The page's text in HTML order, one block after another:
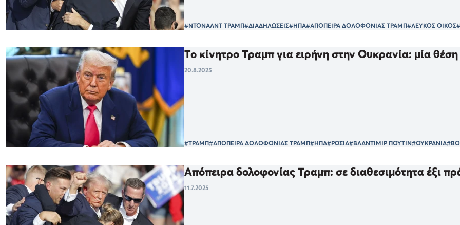
#ΝΤΟΝΑΛΝΤ ΤΡΑΜΠ#ΔΙΑΔΗΛΩΣΕΙΣ#ΗΠΑ#ΑΠΟΠΕΙΡΑ ΔΟΛΟΦΟΝΙΑΣ ΤΡΑΜΠ#ΛΕΥΚΟΣ ΟΙΚΟΣ
Το κίνητρο Τραμπ για ειρήνη στην Ουκρανία: μία
20.8.2025
#ΤΡΑΜΠ#ΑΠΟΠΕΙΡΑ ΔΟΛΟΦΟΝΙΑΣ ΤΡΑΜΠ#ΗΠΑ#ΡΩΣΙΑ#ΒΛΑΝΤΙΜΙΡ ΠΟΥΤΙΝ#ΟΥΚΡΑΝΙΑ
Απόπειρα δολοφονίας Τραμπ: σε διαθεσιμότητα έξι
11.7.2025